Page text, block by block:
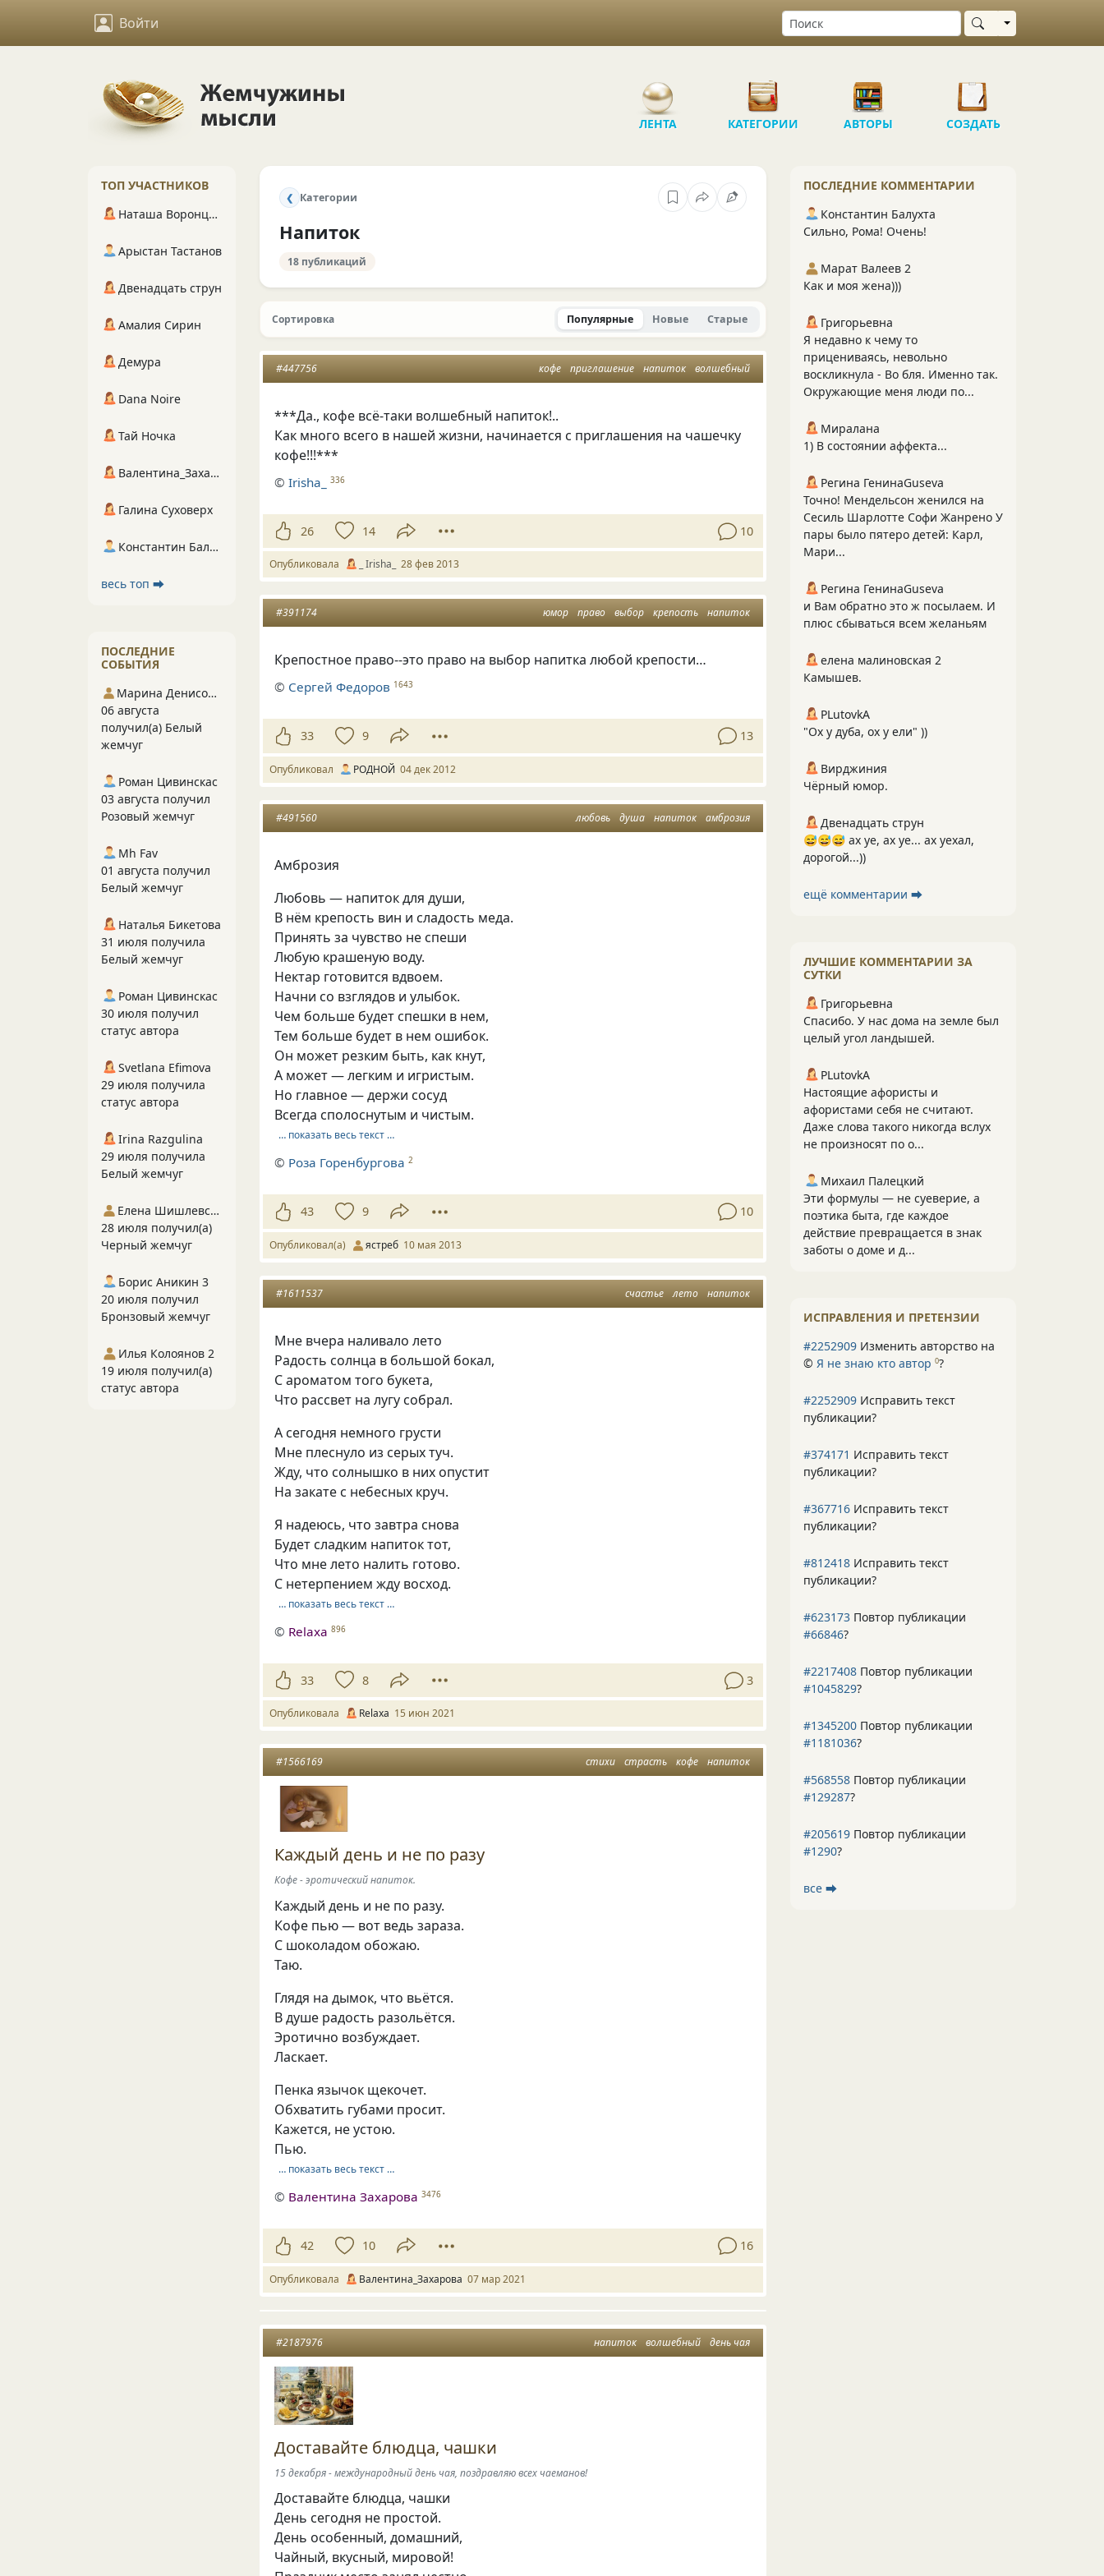
Войти Выбрать область
ЛЕНТА КАТЕГОРИИ АВТОРЫ СОЗДАТЬ
❮ Категории
Напиток
18 публикаций
Сортировка Популярные Новые Старые
кофе приглашение напиток волшебный
#447756
***Да., кофе всё-таки волшебный напиток!..
Как много всего в нашей жизни, начинается с приглашения на чашечку
кофе!!!***
©Irisha_ 336
26 14 10
Опубликовала _ Irisha_ 28 фев 2013
юмор право выбор крепость напиток
#391174
Крепостное право--это право на выбор напитка любой крепости…
© Сергей Федоров 1643
33 9 13
Опубликовал РОДНОЙ 04 дек 2012
любовь душа напиток амброзия
#491560
Амброзия
Любовь — напиток для души,
В нём крепость вин и сладость меда.
Принять за чувство не спеши
Любую крашеную воду.
Нектар готовится вдвоем.
Начни со взглядов и улыбок.
Чем больше будет спешки в нем,
Тем больше будет в нем ошибок.
Он может резким быть, как кнут,
А может — легким и игристым.
Но главное — держи сосуд
Всегда сполоснутым и чистым.
… показать весь текст …
© Роза Горенбургова 2
43 9 10
Опубликовал(а) ястреб 10 мая 2013
счастье лето напиток
#1611537
Мне вчера наливало лето
Радость солнца в большой бокал,
С ароматом того букета,
Что рассвет на лугу собрал.
А сегодня немного грусти
Мне плеснуло из серых туч.
Жду, что солнышко в них опустит
На закате с небесных круч.
Я надеюсь, что завтра снова
Будет сладким напиток тот,
Что мне лето налить готово.
С нетерпением жду восход.
… показать весь текст …
© Relaxa 896
33 8 3
Опубликовала Relaxa 15 июн 2021
стихи страсть кофе напиток
#1566169
Каждый день и не по разу
Кофе - эротический напиток.
Каждый день и не по разу.
Кофе пью — вот ведь зараза.
С шоколадом обожаю.
Таю.
Глядя на дымок, что вьётся.
В душе радость разольётся.
Эротично возбуждает.
Ласкает.
Пенка язычок щекочет.
Обхватить губами просит.
Кажется, не устою.
Пью.
… показать весь текст …
© Валентина Захарова 3476
42 10 16
Опубликовала Валентина_Захарова 07 мар 2021
напиток волшебный день чая
#2187976
Доставайте блюдца, чашки
15 декабря - международный день чая, поздравляю всех чаеманов!
Доставайте блюдца, чашки
День сегодня не простой.
День особенный, домашний,
Чайный, вкусный, мировой!
ПОСЛЕДНИЕ КОММЕНТАРИИ
Константин Балухта
Сильно, Рома! Очень!
Марат Валеев 2
Как и моя жена)))
Григорьевна
Я недавно к чему то
прицениваясь, невольно
воскликнула - Во бля. Именно так.
Окружающие меня люди по...
Миралана
1) В состоянии аффекта...
Регина ГенинаGuseva
Точно! Мендельсон женился на
Сесиль Шарлотте Софи Жанрено У
пары было пятеро детей: Карл,
Мари...
Регина ГенинаGuseva
и Вам обратно это ж посылаем. И
плюс сбываться всем желаньям
елена малиновская 2
Камышев.
PLutоvkА
"Ох у дуба, ох у ели" ))
Вирджиния
Чёрный юмор.
Двенадцать струн
😅😅😅 ах уе, ах уе... ах уехал,
дорогой...))
ещё комментарии ⮕
ЛУЧШИЕ КОММЕНТАРИИ ЗА
СУТКИ
Григорьевна
Спасибо. У нас дома на земле был
целый угол ландышей.
PLutоvkА
Настоящие афористы и
афористами себя не считают.
Даже слова такого никогда вслух
не произносят по о...
Михаил Палецкий
Эти формулы — не суеверие, а
поэтика быта, где каждое
действие превращается в знак
заботы о доме и д...
ИСПРАВЛЕНИЯ И ПРЕТЕНЗИИ
#2252909 Изменить авторство на
© Я не знаю кто автор 0?
#2252909 Исправить текст
публикации?
#374171 Исправить текст
публикации?
#367716 Исправить текст
публикации?
#812418 Исправить текст
публикации?
#623173 Повтор публикации
#66846?
#2217408 Повтор публикации
#1045829?
#1345200 Повтор публикации
#1181036?
#568558 Повтор публикации
#129287?
#205619 Повтор публикации
#1290?
все ⮕
ТОП УЧАСТНИКОВ
Наташа Воронцова
Арыстан Тастанов
Двенадцать струн
Амалия Сирин
Демура
Dana Noire
Тай Ночка
Валентина_Захарова
Галина Суховерх
Константин Балухта
весь топ ⮕
ПОСЛЕДНИЕ
СОБЫТИЯ
Марина Денисова 5
06 августа
получил(а) Белый
жемчуг
Роман Цивинскас
03 августа получил
Розовый жемчуг
Mh Fav
01 августа получил
Белый жемчуг
Наталья Бикетова
31 июля получила
Белый жемчуг
Роман Цивинскас
30 июля получил
статус автора
Svetlana Efimova
29 июля получила
статус автора
Irina Razgulina
29 июля получила
Белый жемчуг
Елена Шишлевская
28 июля получил(а)
Черный жемчуг
Борис Аникин 3
20 июля получил
Бронзовый жемчуг
Илья Колоянов 2
19 июля получил(а)
статус автора